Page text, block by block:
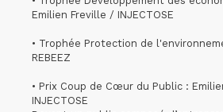
Emilien Freville / INJECTOSE
• Trophée Protection de
REBEEZ
• Prix Coup de Cœur du Public :
INJECTOSE